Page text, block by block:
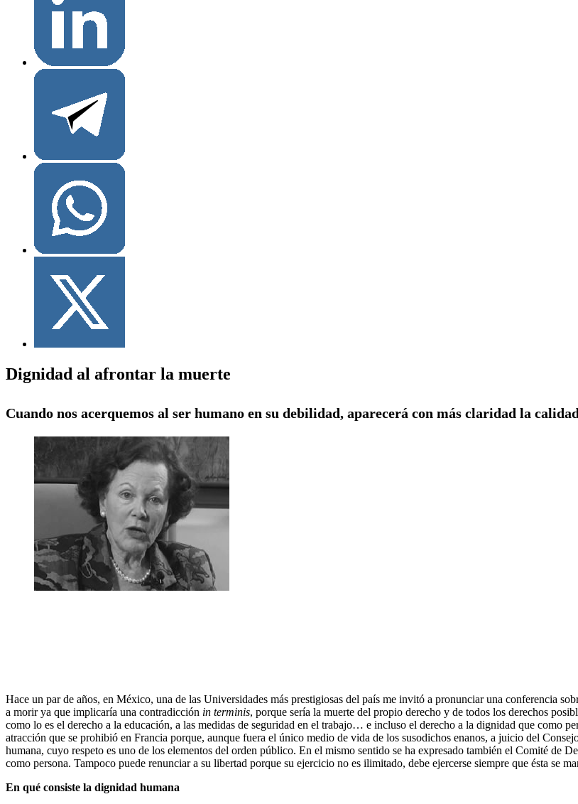
Dignidad al afrontar la muerte
Cuando nos acerquemos al ser humano en su debilidad, aparecerá con más claridad la
Hace un par de años, en México, una de las Universidades más prestigiosas del país me invitó a pronunciar una conferencia
a morir ya que implicaría una contradicción in terminis, porque sería la muerte del propio derecho y de todos los derechos
como lo es el derecho a la educación, a las medidas de seguridad en el trabajo… e incluso el derecho a la dignidad que como
atracción que se prohibió en Francia porque, aunque fuera el único medio de vida de los susodichos enanos, a juicio del
humana, cuyo respeto es uno de los elementos del orden público. En el mismo sentido se ha expresado también el Comité de
como persona. Tampoco puede renunciar a su libertad porque su ejercicio no es ilimitado, debe ejercerse siempre que ésta se
En qué consiste la dignidad humana